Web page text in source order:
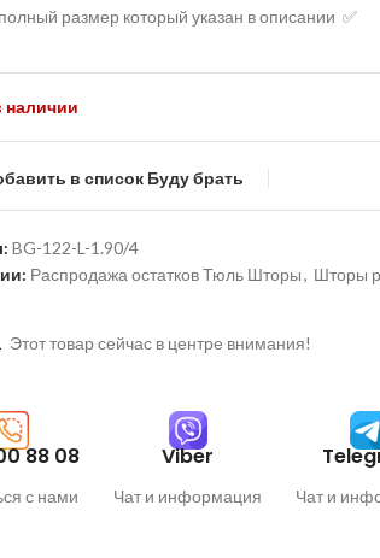
размер который указан в описании ✅
наличии
в список Буду брать
BG-122-L-1.90/4
Распродажа остатков Тюль Шторы, Шторы
Этот товар сейчас в центре внимания!
88 08
с нами
Viber
Чат и информация Чат и